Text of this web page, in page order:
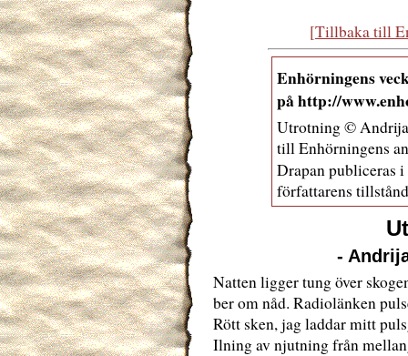
[Tillbaka till
Enhörningens
på http://
Utrotning ©
till Enhörningens
Drapan publiceras i
författarens
-
Natten ligger tung över
ber om nåd. Radiolänken
Rött sken, jag laddar mitt
Ilning av njutning från